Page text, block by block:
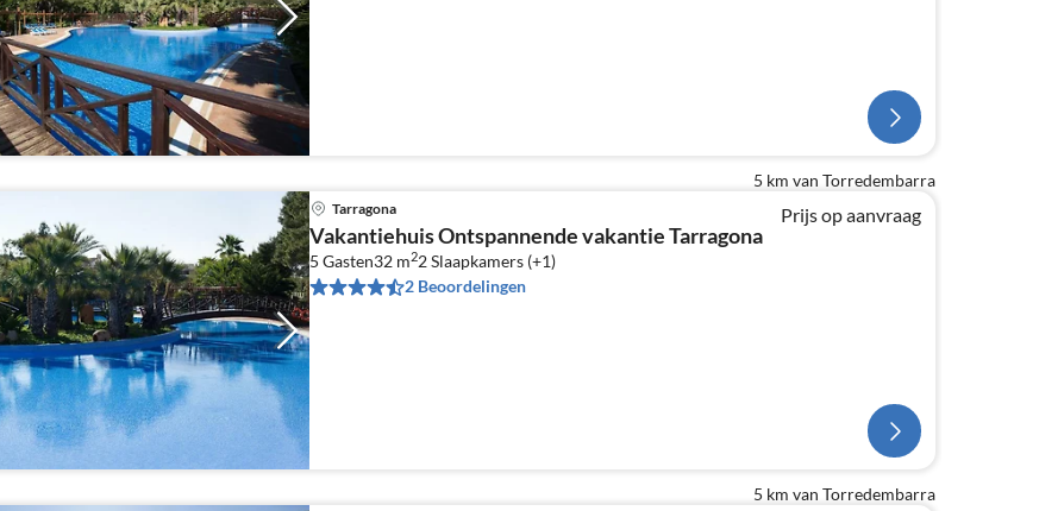
5 km van Torredembarra
Tarragona
Vakantiehuis Ontspannende vakantie Tarragona
5 Gasten32 m22Slaapkamers (+1)
2 Beoordelingen
Prijs op aanvraag
5 km van Torredembarra